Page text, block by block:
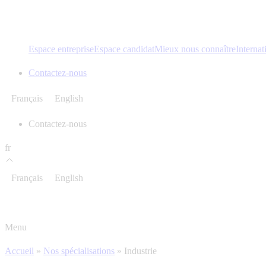
Espace entrepriseEspace candidatMieux nous connaître
Contactez-nous
Français English
Contactez-nous
fr
Français English
Menu
Accueil » Nos spécialisations » Industrie